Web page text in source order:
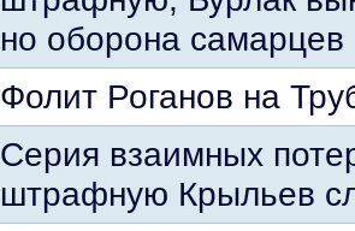
но оборона самарцев
Фолит Роганов на
Серия взаимных
штрафную Крыльев